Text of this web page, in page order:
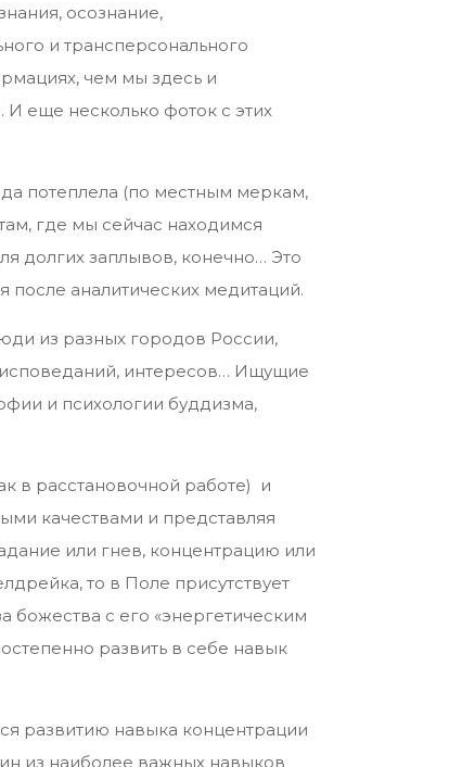
осознание,
и трансперсонального
чем мы здесь и
еще несколько фоток с этих
потеплела (по местным меркам,
где мы сейчас находимся
долгих заплывов, конечно… Это
после аналитических медитаций.
из разных городов России,
интересов… Ищущие
и психологии буддизма,
в расстановочной работе) и
качествами и представляя
или гнев, концентрацию или
то в Поле присутствует
божества с его «энергетическим
развить в себе навык
развитию навыка концентрации
из наиболее важных навыков